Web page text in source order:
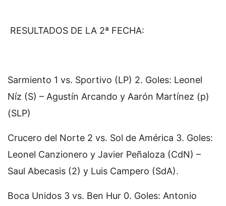
RESULTADOS DE LA 2ª FECHA:
Sarmiento 1 vs. Sportivo (LP) 2. Goles: Leonel
Níz (S) – Agustín Arcando y Aarón Martínez (p)
(SLP)
Crucero del Norte 2 vs. Sol de América 3. Goles:
Leonel Canzionero y Javier Peñaloza (CdN) –
Saul Abecasis (2) y Luis Campero (SdA).
Boca Unidos 3 vs. Ben Hur 0. Goles: Antonio